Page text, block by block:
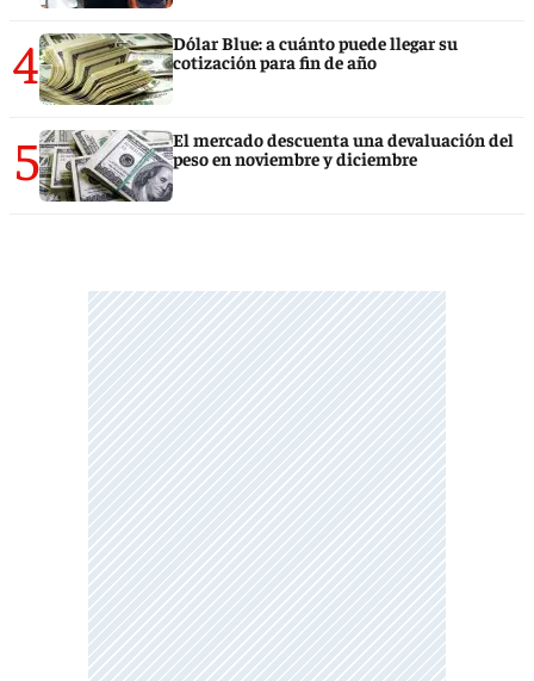
4
Dólar Blue: a cuánto puede llegar su
cotización para fin de año
5
El mercado descuenta una devaluación del
peso en noviembre y diciembre